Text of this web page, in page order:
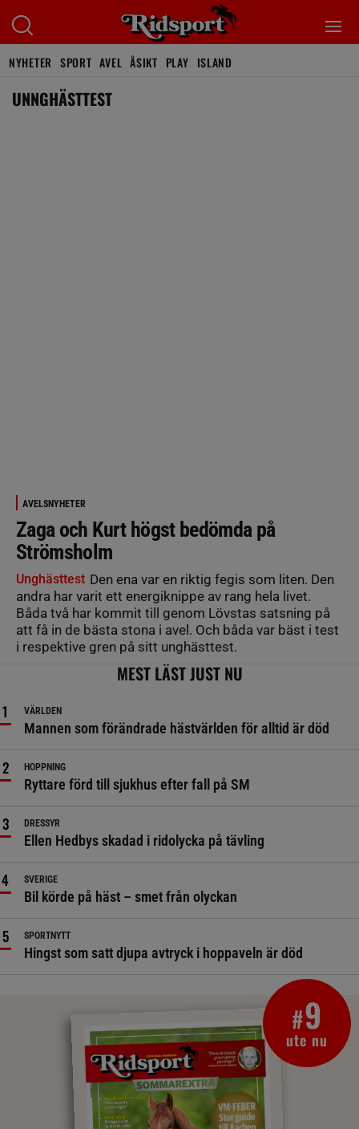
NYHETER SPORT AVEL ÅSIKT PLAY ISLAND
UNNGHÄSTTEST
AVELSNYHETER
Zaga och Kurt högst bedömda på
Strömsholm
Unghästtest Den ena var en riktig fegis som liten. Den
andra har varit ett energiknippe av rang hela livet.
Båda två har kommit till genom Lövstas satsning på
att få in de bästa stona i avel. Och båda var bäst i test
i respektive gren på sitt unghästtest.
MEST LÄST JUST NU
VÄRLDEN
Mannen som förändrade hästvärlden för alltid är död
HOPPNING
Ryttare förd till sjukhus efter fall på SM
DRESSYR
Ellen Hedbys skadad i ridolycka på tävling
SVERIGE
Bil körde på häst – smet från olyckan
SPORTNYTT
Hingst som satt djupa avtryck i hoppaveln är död
#9
ute nu